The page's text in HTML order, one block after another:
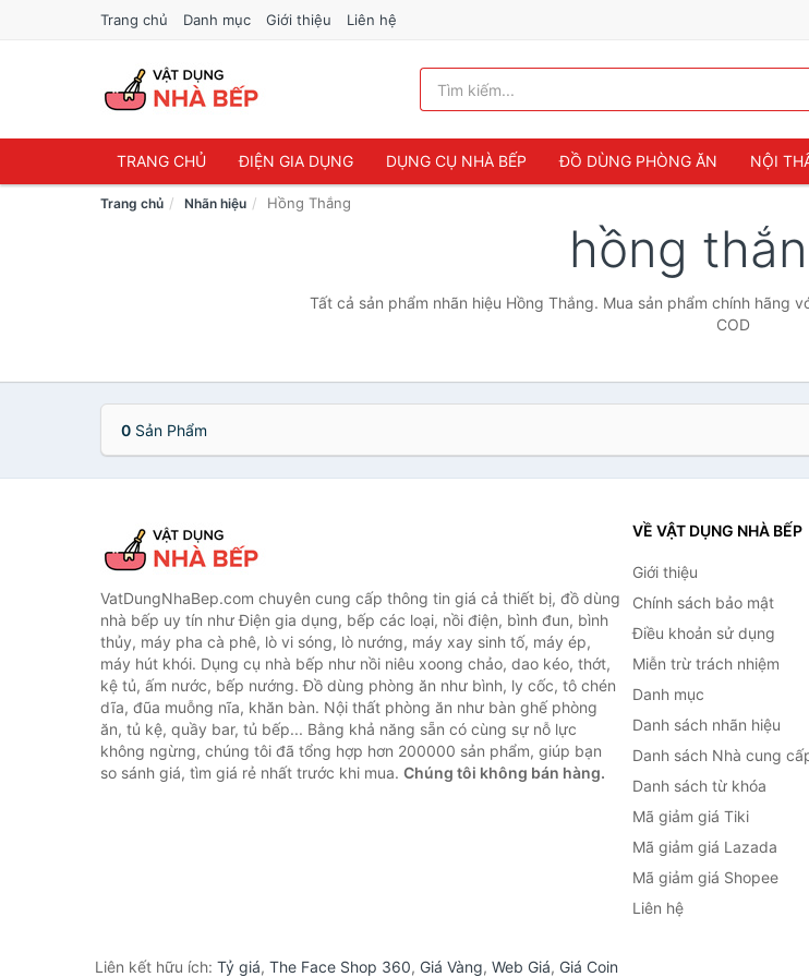
Trang chủ Danh mục Giới thiệu Liên hệ
TRANG CHỦ ĐIỆN GIA DỤNG DỤNG CỤ NHÀ BẾP ĐỒ DÙNG PHÒNG ĂN NỘI
Trang chủ Nhãn hiệu Hồng Thắng
hồng
Tất cả sản phẩm nhãn hiệu Hồng Thắng. Mua sản phẩm chính hãng
COD
0 Sản Phẩm
VatDungNhaBep.com chuyên cung cấp thông tin giá cả thiết bị, đồ dùng
nhà bếp uy tín như Điện gia dụng, bếp các loại, nồi điện, bình đun, bình
thủy, máy pha cà phê, lò vi sóng, lò nướng, máy xay sinh tố, máy ép,
máy hút khói. Dụng cụ nhà bếp như nồi niêu xoong chảo, dao kéo, thớt,
kệ tủ, ấm nước, bếp nướng. Đồ dùng phòng ăn như bình, ly cốc, tô chén
dĩa, đũa muỗng nĩa, khăn bàn. Nội thất phòng ăn như bàn ghế phòng
ăn, tủ kệ, quầy bar, tủ bếp... Bằng khả năng sẵn có cùng sự nỗ lực
không ngừng, chúng tôi đã tổng hợp hơn 200000 sản phẩm, giúp bạn
so sánh giá, tìm giá rẻ nhất trước khi mua. Chúng tôi không bán hàng.
VỀ VẬT DỤNG NHÀ BẾP
Giới thiệu
Chính sách bảo mật
Điều khoản sử dụng
Miễn trừ trách nhiệm
Danh mục
Danh sách nhãn hiệu
Danh sách Nhà cung
Danh sách từ khóa
Mã giảm giá Tiki
Mã giảm giá Lazada
Mã giảm giá Shopee
Liên hệ
Liên kết hữu ích: Tỷ giá, The Face Shop 360, Giá Vàng, Web Giá, Giá Coin